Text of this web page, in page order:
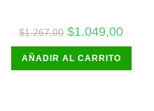
$1.267,00 El
precio
original
era:
$1.267,00.
$1.049,00El
actual
AÑADIR AL CARRITO